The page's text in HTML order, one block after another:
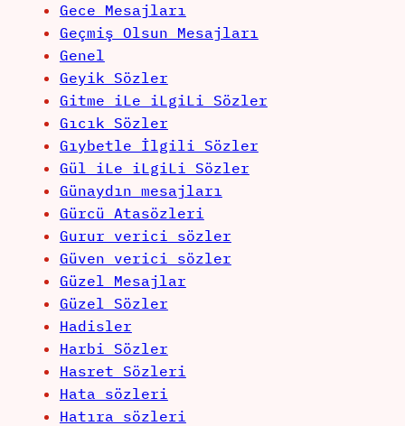
Gece Mesajları
Geçmiş Olsun Mesajları
Genel
Geyik Sözler
Gitme iLe iLgiLi Sözler
Gıcık Sözler
Gıybetle İlgili Sözler
Gül iLe iLgiLi Sözler
Günaydın mesajları
Gürcü Atasözleri
Gurur verici sözler
Güven verici sözler
Güzel Mesajlar
Güzel Sözler
Hadisler
Harbi Sözler
Hasret Sözleri
Hata sözleri
Hatıra sözleri